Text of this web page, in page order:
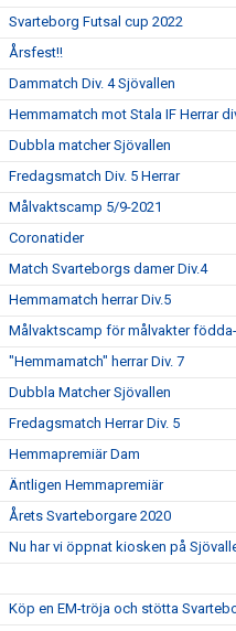
Svarteborg Futsal cup 2022
Årsfest!!
Dammatch Div. 4 Sjövallen
Hemmamatch mot Stala IF Herrar
Dubbla matcher Sjövallen
Fredagsmatch Div. 5 Herrar
Målvaktscamp 5/9-2021
Coronatider
Match Svarteborgs damer Div.4
Hemmamatch herrar Div.5
Målvaktscamp för målvakter
"Hemmamatch" herrar Div. 7
Dubbla Matcher Sjövallen
Fredagsmatch Herrar Div. 5
Hemmapremiär Dam
Äntligen Hemmapremiär
Årets Svarteborgare 2020
Nu har vi öppnat kiosken på
Köp en EM-tröja och stötta